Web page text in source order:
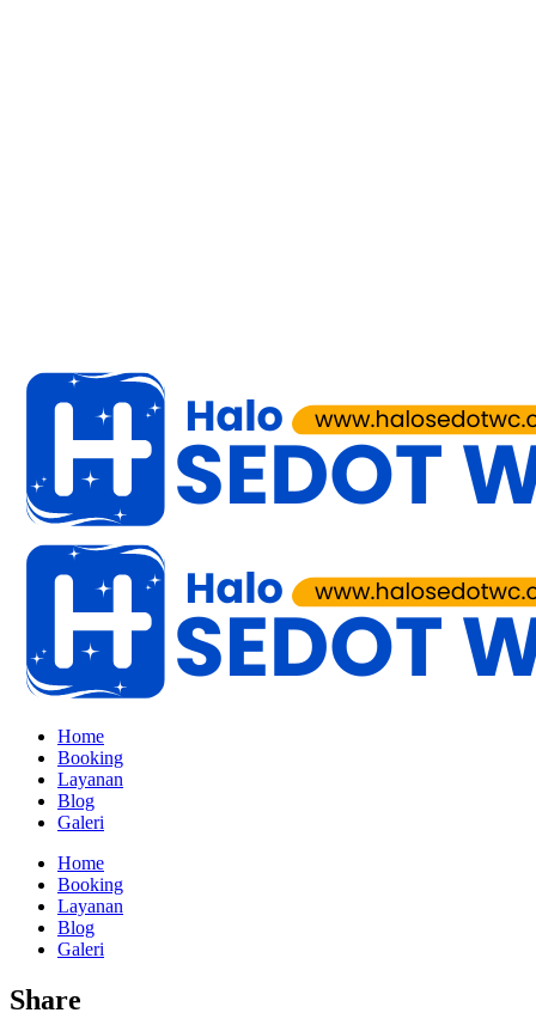
Home
Booking
Layanan
Blog
Galeri
Home
Booking
Layanan
Blog
Galeri
Share